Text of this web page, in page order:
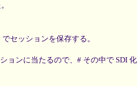
セッションを保存する。
ョンに当たるので、# その中で SDI